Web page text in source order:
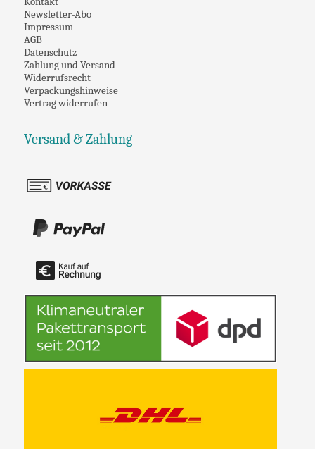
Newsletter-Abo
Impressum
AGB
Datenschutz
Zahlung und Versand
Widerrufsrecht
Verpackungshinweise
Vertrag widerrufen
Versand & Zahlung